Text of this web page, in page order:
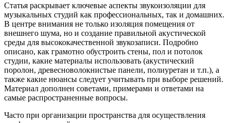
Статья раскрывает ключевые аспекты звукоизоляции для
музыкальных студий как профессиональных, так и домашних.
В центре внимания не только изоляция помещения от
внешнего шума, но и создание правильной акустической
среды для высококачественной звукозаписи. Подробно
описано, как грамотно обустроить стены, пол и потолок
студии, какие материалы использовать (акустический
поролон, древесноволокнистые панели, полиуретан и т.п.), а
также какие нюансы следует учитывать при выборе решений.
Материал дополнен советами, примерами и ответами на
самые распространенные вопросы.
Часто при организации пространства для осуществления